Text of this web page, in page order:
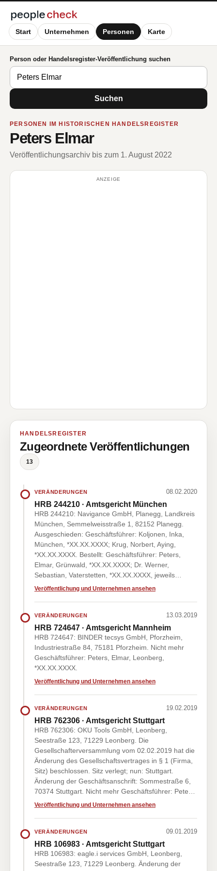
Start Unternehmen Personen Karte
Person oder Handelsregister-Veröffentlichung suchen
Suchen
PERSONEN IM HISTORISCHEN HANDELSREGISTER
Peters Elmar
Veröffentlichungsarchiv bis zum 1. August 2022
ANZEIGE
HANDELSREGISTER
Zugeordnete Veröffentlichungen
13
VERÄNDERUNGEN 08.02.2020
HRB 244210 · Amtsgericht München
HRB 244210: Navigance GmbH, Planegg, Landkreis
München, Semmelweisstraße 1, 82152 Planegg.
Ausgeschieden: Geschäftsführer: Koljonen, Inka,
München, *XX.XX.XXXX; Krug, Norbert, Aying,
*XX.XX.XXXX. Bestellt: Geschäftsführer: Peters,
Elmar, Grünwald, *XX.XX.XXXX; Dr. Werner,
Sebastian, Vaterstetten, *XX.XX.XXXX, jeweils…
Veröffentlichung und Unternehmen ansehen
VERÄNDERUNGEN 13.03.2019
HRB 724647 · Amtsgericht Mannheim
HRB 724647: BINDER tecsys GmbH, Pforzheim,
Industriestraße 84, 75181 Pforzheim. Nicht mehr
Geschäftsführer: Peters, Elmar, Leonberg,
*XX.XX.XXXX.
Veröffentlichung und Unternehmen ansehen
VERÄNDERUNGEN 19.02.2019
HRB 762306 · Amtsgericht Stuttgart
HRB 762306: OKU Tools GmbH, Leonberg,
Seestraße 123, 71229 Leonberg. Die
Gesellschafterversammlung vom 02.02.2019 hat die
Änderung des Gesellschaftsvertrages in § 1 (Firma,
Sitz) beschlossen. Sitz verlegt; nun: Stuttgart.
Änderung der Geschäftsanschrift: Sommestraße 6,
70374 Stuttgart. Nicht mehr Geschäftsführer: Pete…
Veröffentlichung und Unternehmen ansehen
VERÄNDERUNGEN 09.01.2019
HRB 106983 · Amtsgericht Stuttgart
HRB 106983: eagle.i services GmbH, Leonberg,
Seestraße 123, 71229 Leonberg. Änderung der